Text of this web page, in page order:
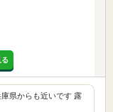
県からも近いです 露